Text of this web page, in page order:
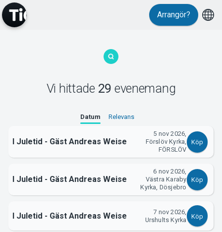
Evenemang
MyTickster
Support
Arrangör?
Vi hittade 29 evenemang
Datum Relevans
I Juletid - Gäst Andreas Weise
5 nov 2026,
Förslöv Kyrka,
FÖRSLÖV
Köp
I Juletid - Gäst Andreas Weise
6 nov 2026,
Västra Karaby
Kyrka, Dösjebro
Köp
I Juletid - Gäst Andreas Weise
7 nov 2026,
Urshults Kyrka
Köp